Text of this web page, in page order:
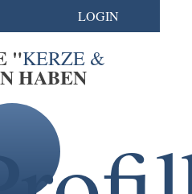
LOGIN
"KERZE &
HABEN